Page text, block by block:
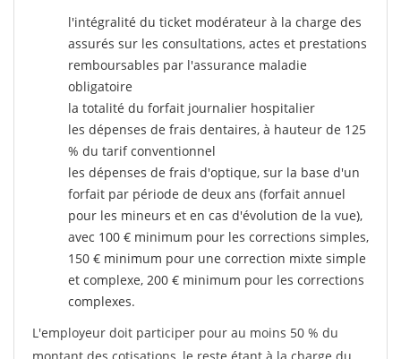
l'intégralité du ticket modérateur à la charge des
assurés sur les consultations, actes et prestations
remboursables par l'assurance maladie
obligatoire
la totalité du forfait journalier hospitalier
les dépenses de frais dentaires, à hauteur de 125
% du tarif conventionnel
les dépenses de frais d'optique, sur la base d'un
forfait par période de deux ans (forfait annuel
pour les mineurs et en cas d'évolution de la vue),
avec 100 € minimum pour les corrections simples,
150 € minimum pour une correction mixte simple
et complexe, 200 € minimum pour les corrections
complexes.
L'employeur doit participer pour au moins 50 % du